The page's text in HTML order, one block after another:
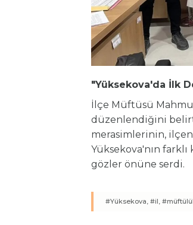
"Yüksekova'da İlk
İlçe Müftüsü
düzenlendiğini
merasimlerinin,
Yüksekova'nın
gözler önüne serdi.
#Yüksekova, #il,